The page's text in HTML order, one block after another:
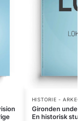
HISTORIE -
Gironden
En historisk